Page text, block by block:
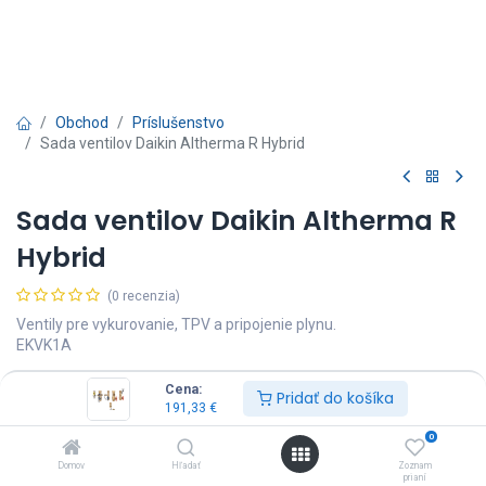
Cena:
191,33 € Pridať do košíka
Domov Hľadať
0
Zoznam
prianí
Obchod
Príslušenstvo
Sada ventilov Daikin Altherma R Hybrid
Sada ventilov Daikin Altherma R
Hybrid
(0 recenzia)
Ventily pre vykurovanie, TPV a pripojenie plynu.
EKVK1A
€ Vrátane DPH